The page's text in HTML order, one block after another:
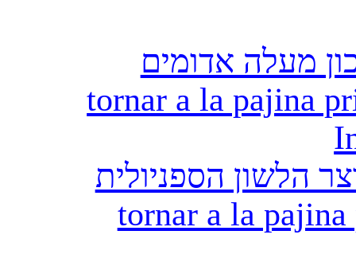
מעלה אדומים
tornar a la pajina
הלשון הספניולית
tornar a la